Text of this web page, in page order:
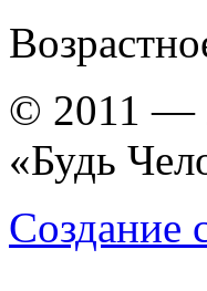
© 2011 —
«Будь
Создание